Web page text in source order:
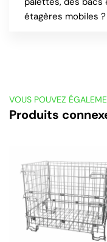
étagères mobiles
VOUS POUVEZ
Produits